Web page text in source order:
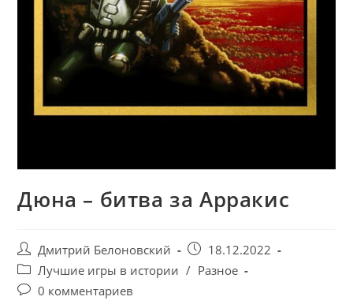
Дюна – битва за Арракис
Дмитрий Белоновский
18.12.2022
Лучшие игры в истории / Разное
0 комментариев